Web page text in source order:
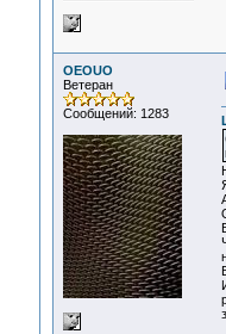
OEOUO
Ветеран
Сообщений: 1283